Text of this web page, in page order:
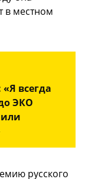
в местном
всегда
ЭКО
русского